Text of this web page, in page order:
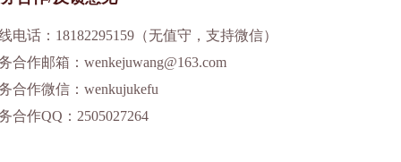
电话：18182295159（无值守，支持微信）
合作邮箱：wenkejuwang@163.com
合作微信：wenkujukefu
合作QQ：2505027264